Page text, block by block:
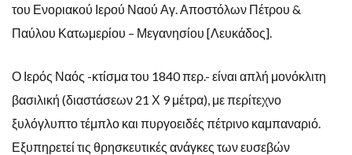
του Ενοριακού Ιερού Ναού Αγ. Αποστόλων Πέτρου &
Παύλου Κατωμερίου – Μεγανησίου [Λευκάδος].
Ο Ιερός Ναός -κτίσμα του 1840 περ.- είναι απλή μονόκλιτη
βασιλική (διαστάσεων 21 Χ 9 μέτρα), με περίτεχνο
ξυλόγλυπτο τέμπλο και πυργοειδές πέτρινο καμπαναριό.
Εξυπηρετεί τις θρησκευτικές ανάγκες των ευσεβών